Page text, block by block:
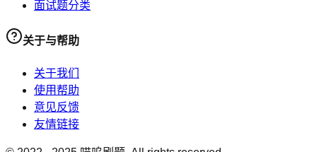
面试题分类
关于与帮助
关于我们
使用帮助
意见反馈
友情链接